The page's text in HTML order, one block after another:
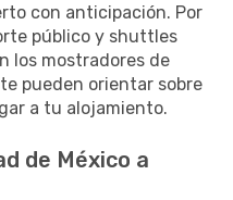
con anticipación. Por
público y shuttles
los mostradores de
pueden orientar sobre
a tu alojamiento.
de México a